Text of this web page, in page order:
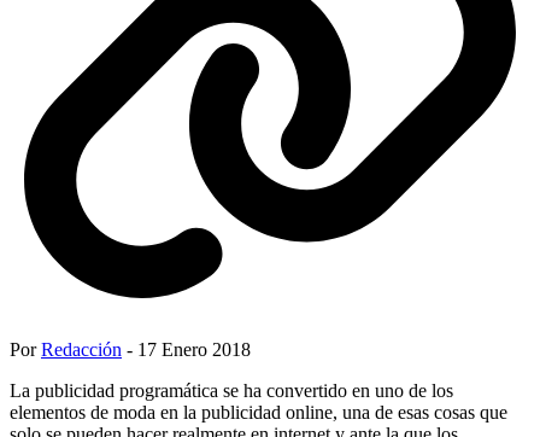
PorRedacción - 17 Enero 2018
La publicidad programática se ha convertido en uno de los
elementos de moda en la publicidad online, una de esas cosas que